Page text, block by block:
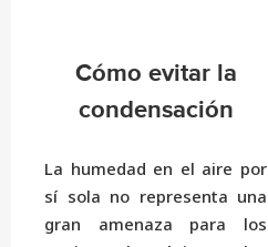
Cómo evitar la
condensación
La humedad en el aire por
sí sola no representa una
gran amenaza para los